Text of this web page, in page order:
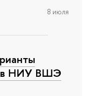
8 июля
НИУ ВШЭ